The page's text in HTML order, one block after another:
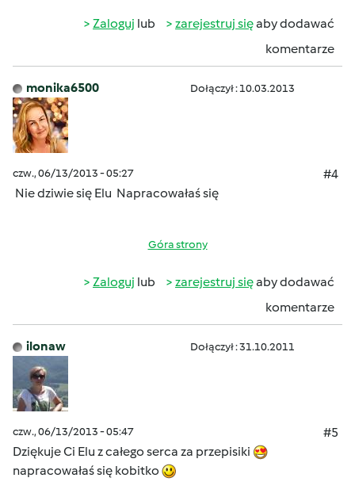
Zaloguj lub zarejestruj sięaby dodawać
komentarze
monika6500 Dołączył : 10.03.2013
czw., 06/13/2013 - 05:27
#4
Nie dziwie się Elu Napracowałaś się
Góra strony
Zaloguj lub zarejestruj sięaby dodawać
komentarze
ilonaw Dołączył : 31.10.2011
czw., 06/13/2013 - 05:47
#5
Dziękuje Ci Elu z całego serca za przepisiki
napracowałaś się kobitko